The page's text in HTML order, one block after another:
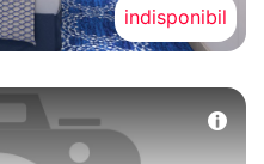
indisponibil